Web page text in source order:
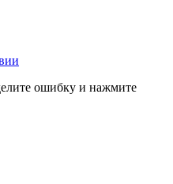
ошибку и нажмите